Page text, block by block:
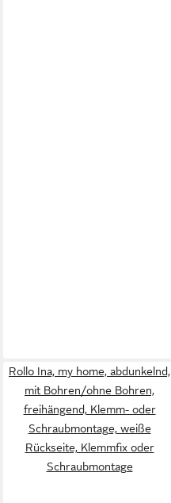
Rollo Ina, my home, abdunkelnd,
mit Bohren/ohne Bohren,
freihängend, Klemm- oder
Schraubmontage, weiße
Rückseite, Klemmfix oder
Schraubmontage